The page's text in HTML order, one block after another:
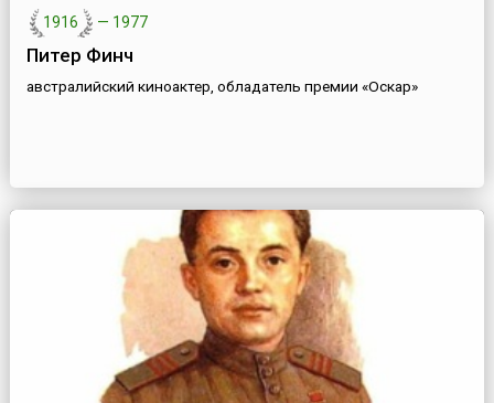
1916 — 1977
Питер Финч
австралийский киноактер, обладатель премии «Оскар»